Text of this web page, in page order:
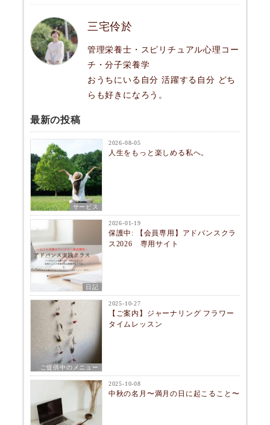
三宅伶於
管理栄養士・スピリチュアル心理コー
チ・分子栄養学
おうちにいる自分 活躍する自分 どち
らも好きになろう。
最新の投稿
サービス
2026-08-05
人生をもっと楽しめる私へ。
日記
2026-01-19
保護中: 【会員専用】アドバンスクラ
ス2026 専用サイト
ご提供中のメニュー
2025-10-27
【ご案内】ジャーナリング フラワー
タイムレッスン
2025-10-08
中秋の名月〜満月の日に起こること〜